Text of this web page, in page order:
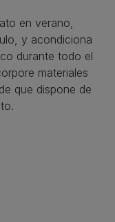
en verano,
y acondiciona
durante todo el
materiales
que dispone de